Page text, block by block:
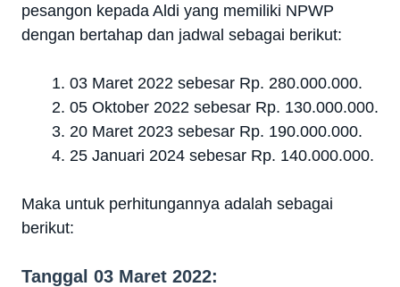
pesangon kepada Aldi yang memiliki NPWP
dengan bertahap dan jadwal sebagai berikut:
03 Maret 2022 sebesar Rp. 280.000.000.
05 Oktober 2022 sebesar Rp. 130.000.000.
20 Maret 2023 sebesar Rp. 190.000.000.
25 Januari 2024 sebesar Rp. 140.000.000.
Maka untuk perhitungannya adalah sebagai
berikut:
Tanggal 03 Maret 2022: